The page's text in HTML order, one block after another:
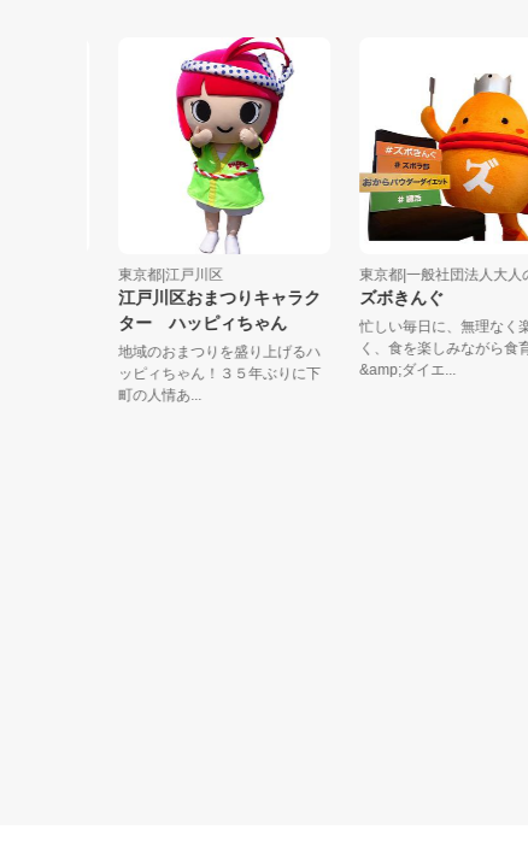
東京都|江戸川区
江戸川区おまつりキャラク
ター ハッピィちゃん
地域のおまつりを盛り上げるハ
ッピィちゃん！３５年ぶりに下
町の人情あ...
東京都|一般社団法人大人の...
ズボきんぐ
忙しい毎日に、無理なく楽し
く、食を楽しみながら食育
&amp;ダイエ...